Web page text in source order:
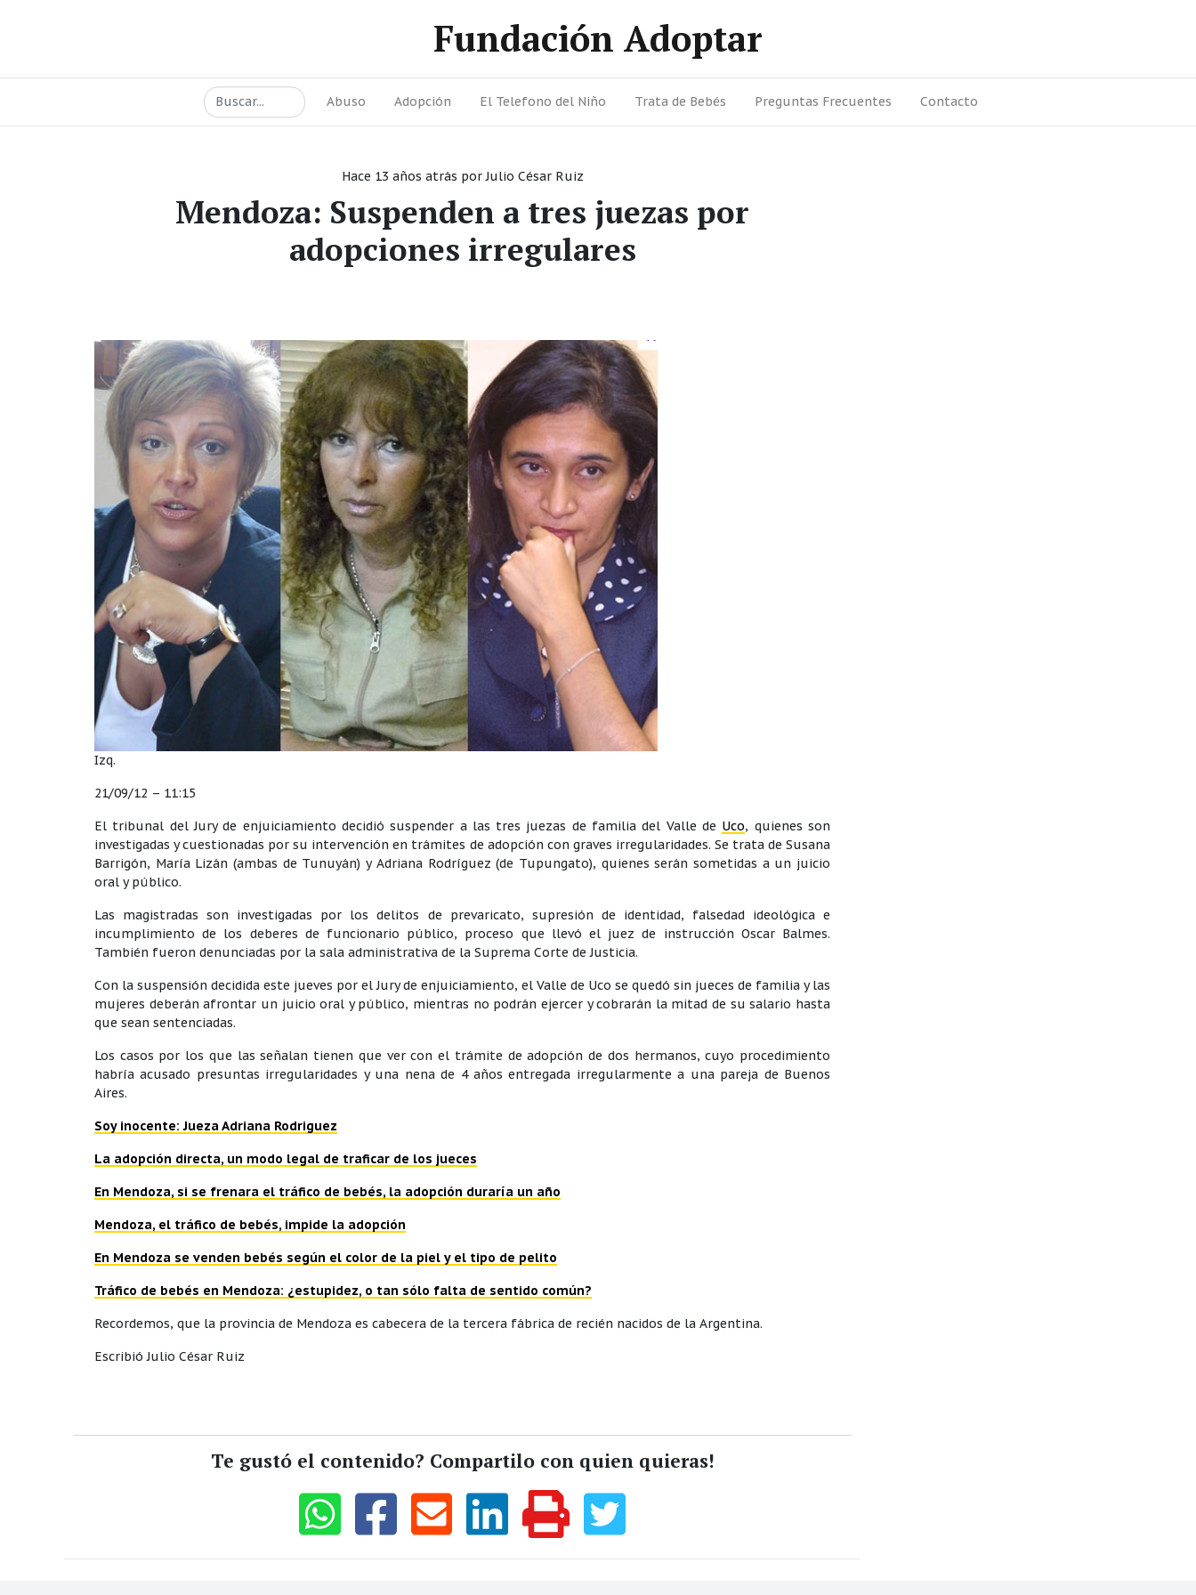
Fundación Adoptar
Abuso Adopción El Telefono del Niño Trata de Bebés Preguntas Frecuentes Contacto
Hace 13 años atrás porJulio César Ruiz
Mendoza: Suspenden a tres juezas por
adopciones irregulares
Izq.
21/09/12 – 11:15
El tribunal del Jury de enjuiciamiento decidió suspender a las tres juezas de familia del Valle de Uco, quienes son
investigadas y cuestionadas por su intervención en trámites de adopción con graves irregularidades. Se trata de Susana
Barrigón, María Lizán (ambas de Tunuyán) y Adriana Rodríguez (de Tupungato), quienes serán sometidas a un juicio
oral y público.
Las magistradas son investigadas por los delitos de prevaricato, supresión de identidad, falsedad ideológica e
incumplimiento de los deberes de funcionario público, proceso que llevó el juez de instrucción Oscar Balmes.
También fueron denunciadas por la sala administrativa de la Suprema Corte de Justicia.
Con la suspensión decidida este jueves por el Jury de enjuiciamiento, el Valle de Uco se quedó sin jueces de familia y las
mujeres deberán afrontar un juicio oral y público, mientras no podrán ejercer y cobrarán la mitad de su salario hasta
que sean sentenciadas.
Los casos por los que las señalan tienen que ver con el trámite de adopción de dos hermanos, cuyo procedimiento
habría acusado presuntas irregularidades y una nena de 4 años entregada irregularmente a una pareja de Buenos
Aires.
Soy inocente: Jueza Adriana Rodriguez
La adopción directa, un modo legal de traficar de los jueces
En Mendoza, si se frenara el tráfico de bebés, la adopción duraría un año
Mendoza, el tráfico de bebés, impide la adopción
En Mendoza se venden bebés según el color de la piel y el tipo de pelito
Tráfico de bebés en Mendoza: ¿estupidez, o tan sólo falta de sentido común?
Recordemos, que la provincia de Mendoza es cabecera de la tercera fábrica de recién nacidos de la Argentina.
Escribió Julio César Ruiz
Te gustó el contenido? Compartilo con quien quieras!